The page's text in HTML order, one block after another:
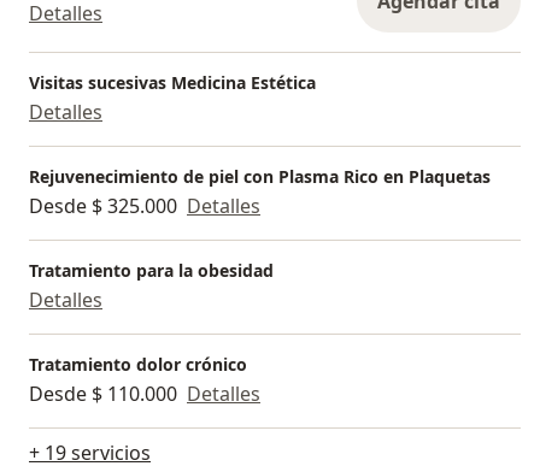
Detalles
Visitas sucesivas Medicina Estética
Detalles
Rejuvenecimiento de piel con Plasma Rico en Plaquetas
Desde $ 325.000 Detalles
Tratamiento para la obesidad
Detalles
Tratamiento dolor crónico
Desde $ 110.000 Detalles
+ 19 servicios